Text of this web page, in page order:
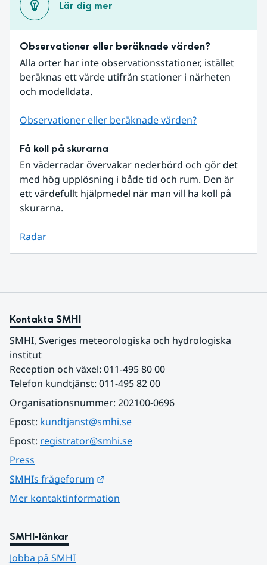
Lär dig mer
Observationer eller beräknade värden?
Alla orter har inte observationsstationer, istället
beräknas ett värde utifrån stationer i närheten
och modelldata.
Observationer eller beräknade värden?
Få koll på skurarna
En väderradar övervakar nederbörd och gör det
med hög upplösning i både tid och rum. Den är
ett värdefullt hjälpmedel när man vill ha koll på
skurarna.
Radar
Kontakta SMHI
SMHI, Sveriges meteorologiska och hydrologiska
institut
Reception och växel: 011-495 80 00
Telefon kundtjänst: 011-495 82 00
Organisationsnummer: 202100-0696
Epost: kundtjanst@smhi.se
Epost: registrator@smhi.se
Press
SMHIs frågeforum
Mer kontaktinformation
SMHI-länkar
Jobba på SMHI